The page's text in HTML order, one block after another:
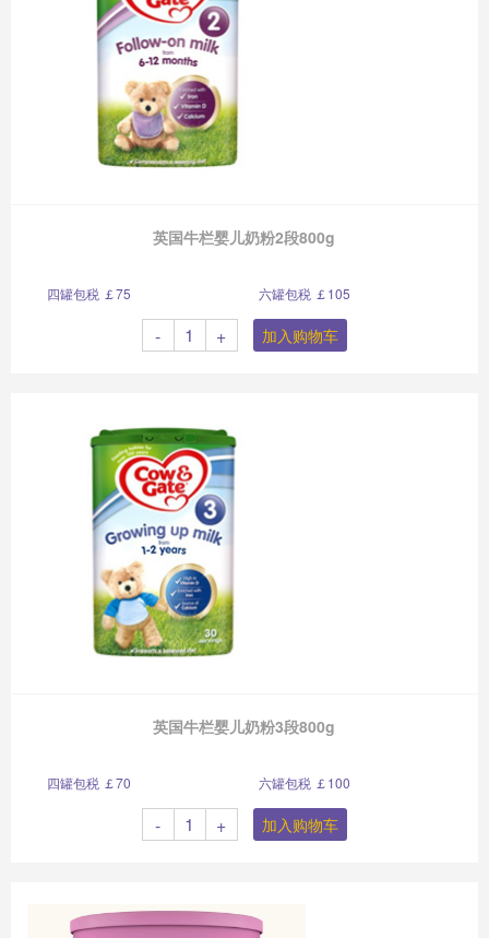
英国牛栏婴儿奶粉2段800g
四罐包税 ￡75 六罐包税 ￡105
- + 加入购物车
英国牛栏婴儿奶粉3段800g
四罐包税 ￡70 六罐包税 ￡100
- + 加入购物车